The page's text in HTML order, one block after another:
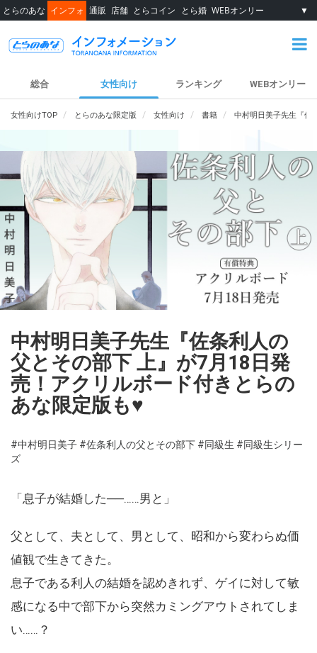
とらのあな インフォ 通販 店舗 とらコイン とら婚 WEBオンリー ▼
総合 女性向け ランキング WEBオンリー
女性向けTOP とらのあな限定版 女性向け 書籍 中村明日美子先生『佐
中村明日美子先生『佐条利人の
父とその部下 上』が7月18日発
売！アクリルボード付きとらの
あな限定版も♥
#中村明日美子 #佐条利人の父とその部下 #同級生 #同級生シリー
ズ
「息子が結婚した──……男と」
父として、夫として、男として、昭和から変わらぬ価
値観で生きてきた。
息子である利人の結婚を認めきれず、ゲイに対して敏
感になる中で部下から突然カミングアウトされてしま
い……？